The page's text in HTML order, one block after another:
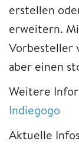
erstellen
erweitern.
Vorbesteller
aber einen
Weitere
Indiegogo
Aktuelle